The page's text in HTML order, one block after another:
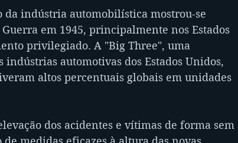
indústria automobilística mostrou-se
em 1945, principalmente nos Estados
privilegiado. A "Big Three", uma
automotivas dos Estados Unidos,
altos percentuais globais em unidades
dos acidentes e vítimas de forma sem